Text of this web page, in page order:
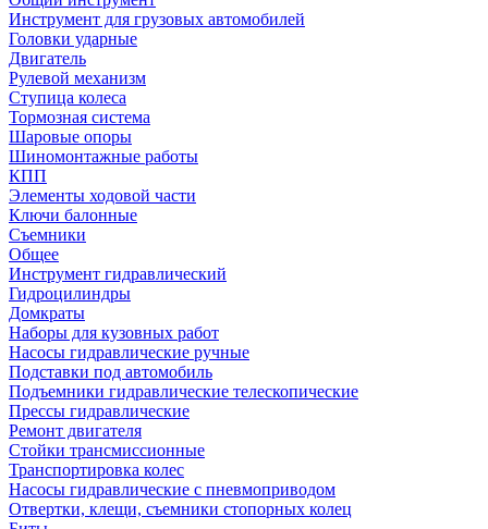
Инструмент для грузовых автомобилей
Головки ударные
Двигатель
Рулевой механизм
Ступица колеса
Тормозная система
Шаровые опоры
Шиномонтажные работы
КПП
Элементы ходовой части
Ключи балонные
Съемники
Общее
Инструмент гидравлический
Гидроцилиндры
Домкраты
Наборы для кузовных работ
Насосы гидравлические ручные
Подставки под автомобиль
Подъемники гидравлические телескопические
Прессы гидравлические
Ремонт двигателя
Стойки трансмиссионные
Транспортировка колес
Насосы гидравлические с пневмоприводом
Отвертки, клещи, съемники стопорных колец